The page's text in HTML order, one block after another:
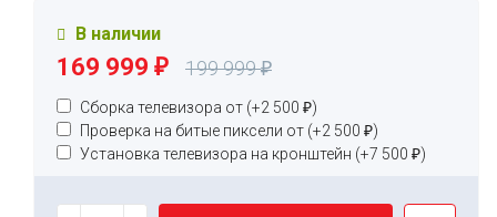
В наличии
169 999 ₽ 199 999₽
Сборка телевизора от (+2 500 ₽)
Проверка на битые пиксели от (+2 500 ₽)
Установка телевизора на кронштейн (+7 500 ₽)